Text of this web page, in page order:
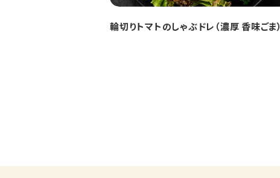
輪切りトマトのしゃぶドレ（濃厚 香味ごま）